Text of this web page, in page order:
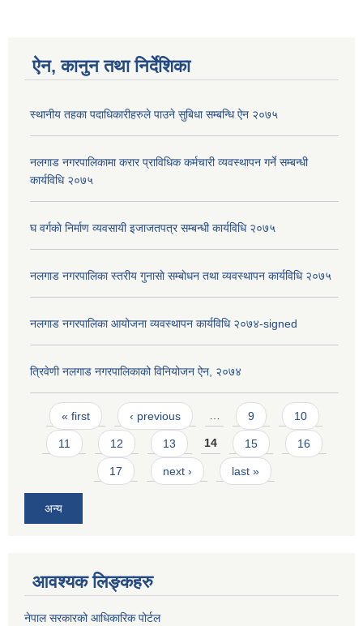
ऐन, कानुन तथा निर्देशिका
स्थानीय तहका पदाधिकारीहरुले पाउने सुबिधा सम्बन्धि ऐन २०७५
नलगाड नगरपालिकामा करार प्राविधिक कर्मचारी व्यवस्थापन गर्ने सम्बन्धी
कार्यविधि २०७५
घ वर्गकाे निर्माण व्यवसायी इजाजतपत्र सम्बन्धी कार्यविधि २०७५
नलगाड नगरपालिका स्तरीय गुनासाे सम्बाेधन तथा व्यवस्थापन कार्यविधि २०७५
नलगाड नगरपालिका आयोजना व्यवस्थापन कार्यविधि २०७४-signed
त्रिवेणी नलगाड नगरपालिकाको विनियोजन ऐन, २०७४
Pages
« first ‹ previous … 9 10
11 12 13 14 15 16
17 next › last »
अन्य
आवश्यक लिङ्कहरु
नेपाल सरकारको आधिकारिक पोर्टल